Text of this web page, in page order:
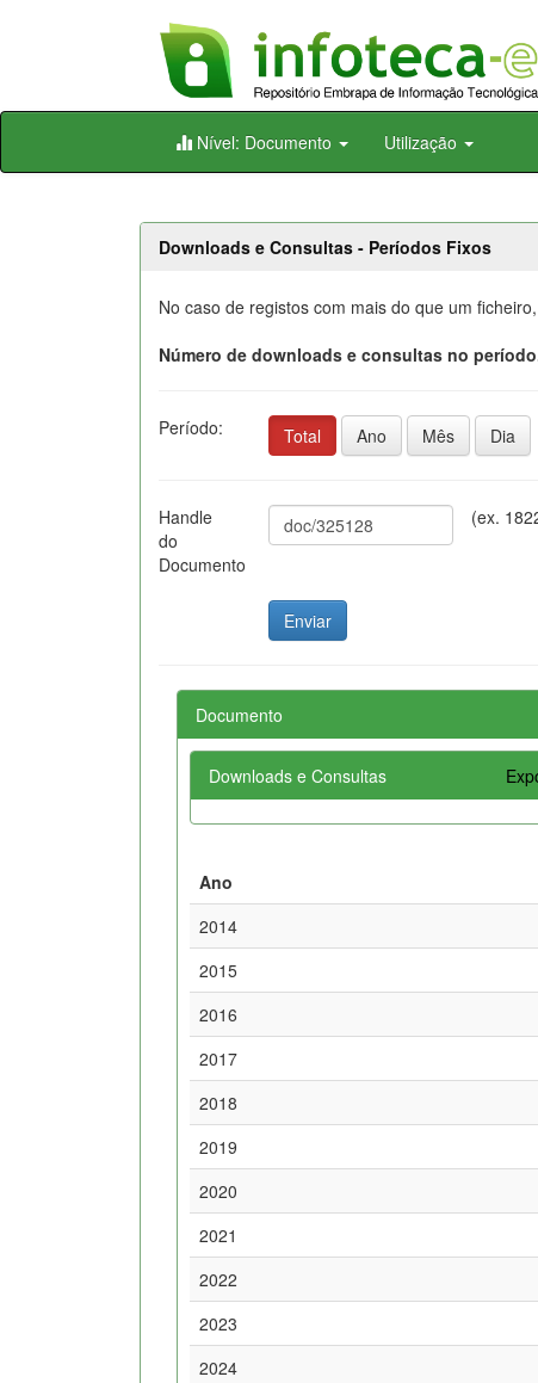
Skip
Nível: Documento Utilização
Downloads e Consultas - Períodos Fixos
No caso de registos com mais do que um
Número de downloads e consultas no
Período: Total Ano Mês Dia
Handle
do
Documento
(ex.
Documento
Downloads e Consultas
Ano
2014
2015
2016
2017
2018
2019
2020
2021
2022
2023
2024